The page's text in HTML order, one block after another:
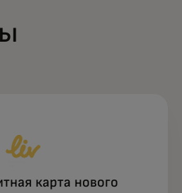
карта нового